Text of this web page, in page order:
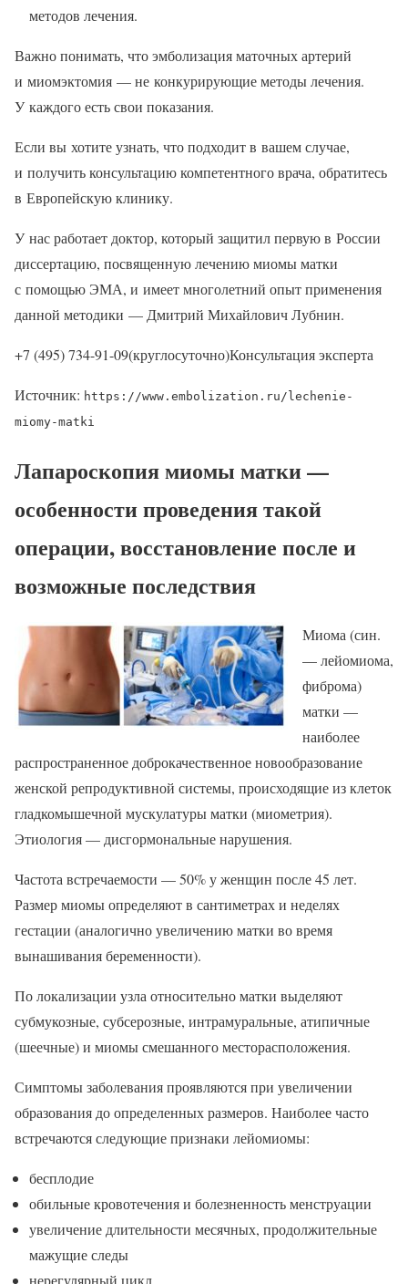
методов лечения.
Важно понимать, что эмболизация маточных артерий
и миомэктомия — не конкурирующие методы лечения.
У каждого есть свои показания.
Если вы хотите узнать, что подходит в вашем случае,
и получить консультацию компетентного врача, обратитесь
в Европейскую клинику.
У нас работает доктор, который защитил первую в России
диссертацию, посвященную лечению миомы матки
с помощью ЭМА, и имеет многолетний опыт применения
данной методики — Дмитрий Михайлович Лубнин.
+7 (495) 734-91-09(круглосуточно)Консультация эксперта
Источник: https://www.embolization.ru/lechenie-
miomy-matki
Лапароскопия миомы матки —
особенности проведения такой
операции, восстановление после и
возможные последствия
Миома (син.
— лейомиома,
фиброма)
матки —
наиболее
распространенное доброкачественное новообразование
женской репродуктивной системы, происходящие из клеток
гладкомышечной мускулатуры матки (миометрия).
Этиология — дисгормональные нарушения.
Частота встречаемости — 50% у женщин после 45 лет.
Размер миомы определяют в сантиметрах и неделях
гестации (аналогично увеличению матки во время
вынашивания беременности).
По локализации узла относительно матки выделяют
субмукозные, субсерозные, интрамуральные, атипичные
(шеечные) и миомы смешанного месторасположения.
Симптомы заболевания проявляются при увеличении
образования до определенных размеров. Наиболее часто
встречаются следующие признаки лейомиомы:
бесплодие
обильные кровотечения и болезненность менструации
увеличение длительности месячных, продолжительные
мажущие следы